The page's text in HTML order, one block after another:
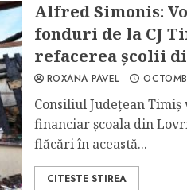
Alfred Simonis:
fonduri de la CJ
refacerea școlii
ROXANA PAVEL
Consiliul Județean
financiar școala din
flăcări în această...
CITESTE STIREA